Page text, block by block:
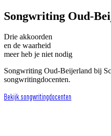
Songwriting Oud-
Drie akkoorden
en de waarheid
meer heb je niet nodig
Songwriting Oud-Beijerland bij
songwritingdocenten.
Bekijk songwritingdocenten